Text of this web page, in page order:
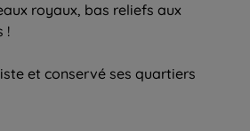
royaux, bas reliefs aux
!
et conservé ses quartiers